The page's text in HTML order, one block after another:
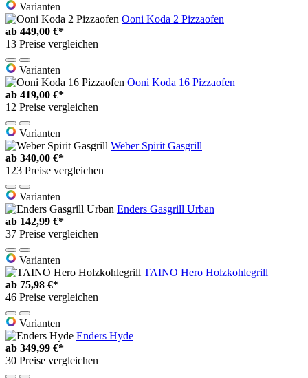
Varianten
Ooni Koda 2 Pizzaofen
ab 449,00 €*
13 Preise vergleichen
Varianten
Ooni Koda 16 Pizzaofen
ab 419,00 €*
12 Preise vergleichen
Varianten
Weber Spirit Gasgrill
ab 340,00 €*
123 Preise vergleichen
Varianten
Enders Gasgrill Urban
ab 142,99 €*
37 Preise vergleichen
Varianten
TAINO Hero Holzkohlegrill
ab 75,98 €*
46 Preise vergleichen
Varianten
Enders Hyde
ab 349,99 €*
30 Preise vergleichen